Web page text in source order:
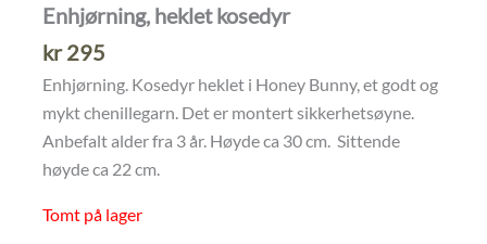
Enhjørning, heklet kosedyr
kr295
Enhjørning. Kosedyr heklet i Honey Bunny, et godt og
mykt chenillegarn. Det er montert sikkerhetsøyne.
Anbefalt alder fra 3 år. Høyde ca 30 cm. Sittende
høyde ca 22 cm.
Tomt på lager